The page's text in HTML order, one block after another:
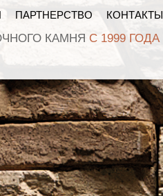
ПАРТНЕРСТВО КОНТАКТЫ
КАМНЯ С 1999 ГОДА